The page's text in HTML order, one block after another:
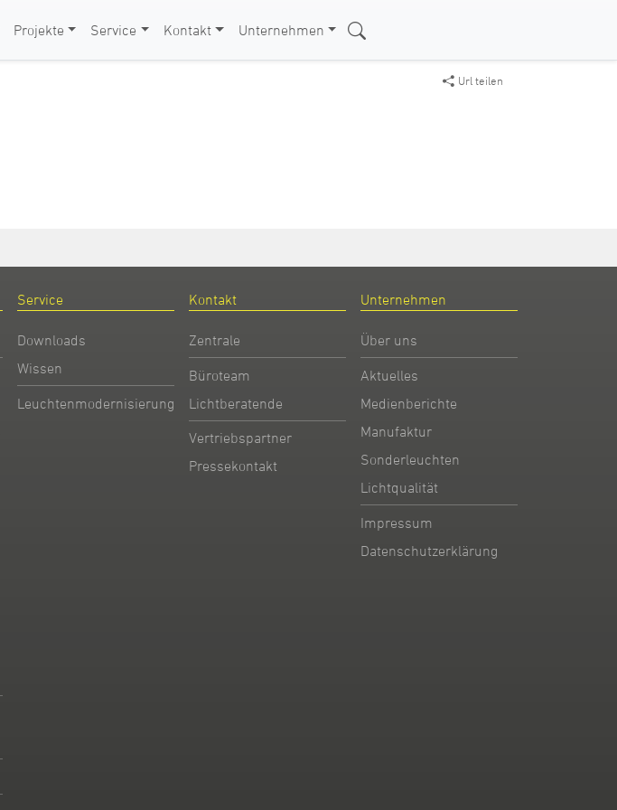
Projekte Service Kontakt Unternehmen
Url teilen
Service
Downloads
Wissen
Leuchtenmodernisierung
Kontakt
Zentrale
Büroteam
Lichtberatende
Vertriebspartner
Pressekontakt
Unternehmen
Über uns
Aktuelles
Medienberichte
Manufaktur
Sonderleuchten
Lichtqualität
Impressum
Datenschutzerklärung